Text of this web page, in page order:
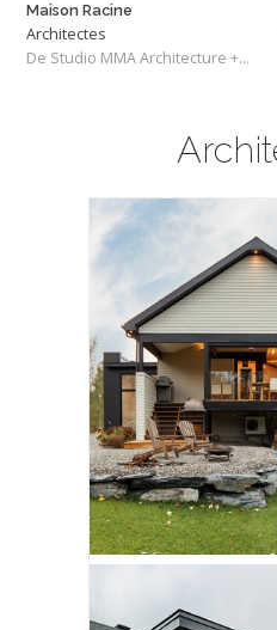
Maison Racine
Architectes
De Studio MMA Architecture + Design